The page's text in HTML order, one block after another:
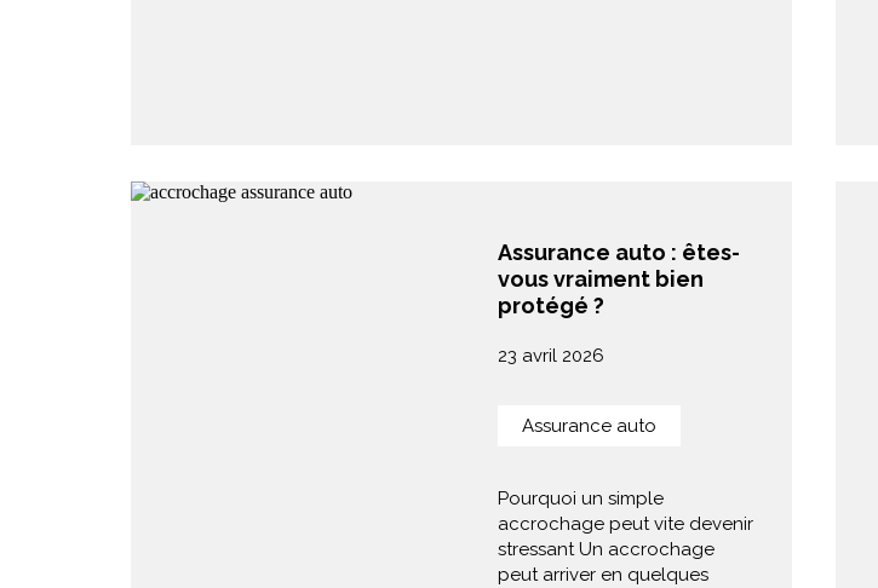
Assurance auto : êtes-
vous vraiment bien
protégé ?
23 avril 2026
Assurance auto
Pourquoi un simple
accrochage peut vite devenir
stressant Un accrochage
peut arriver en quelques